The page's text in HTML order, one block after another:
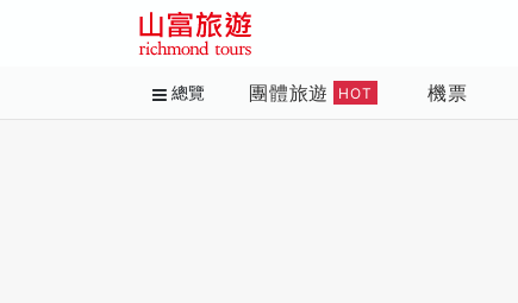
總覽 團體旅遊 HOT 機票